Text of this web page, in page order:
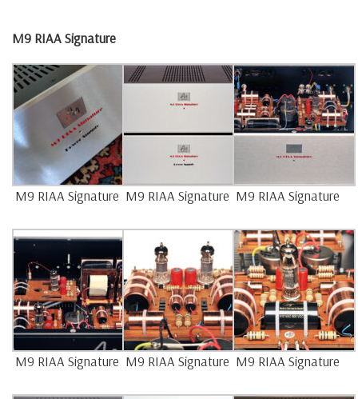
M9 RIAA Signature
M9 RIAA Signature M9 RIAA Signature M9 RIAA Signature
M9 RIAA Signature M9 RIAA Signature M9 RIAA Signature